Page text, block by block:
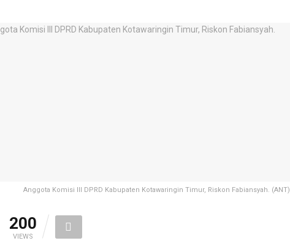
Anggota Komisi III DPRD Kabupaten Kotawaringin Timur, Riskon Fabiansyah. (ANT)
200
VIEWS